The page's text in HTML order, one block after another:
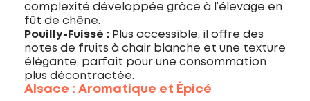
complexité développée grâce à l’élevage en
fût de chêne.
Pouilly-Fuissé : Plus accessible, il offre des
notes de fruits à chair blanche et une texture
élégante, parfait pour une consommation
plus décontractée.
Alsace : Aromatique et Épicé